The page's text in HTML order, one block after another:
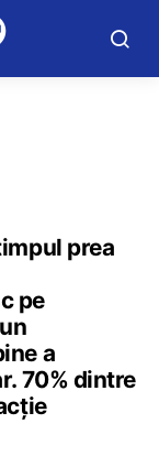
prea
pe
a
70% dintre